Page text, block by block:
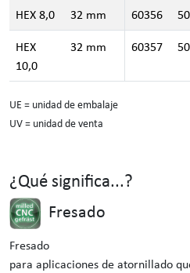
HEX 8,0
32 mm 60356 50
HEX
10,0
32 mm 60357 50
UE = unidad de embalaje
UV = unidad de venta
¿Qué significa...?
Fresado
Fresado
para aplicaciones de atornillado